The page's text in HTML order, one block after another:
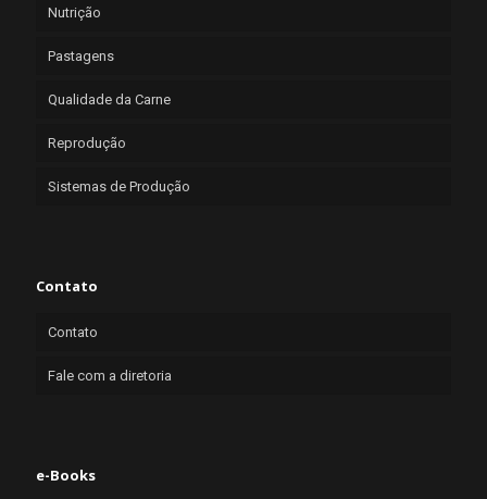
Nutrição
Pastagens
Qualidade da Carne
Reprodução
Sistemas de Produção
Contato
Contato
Fale com a diretoria
e-Books